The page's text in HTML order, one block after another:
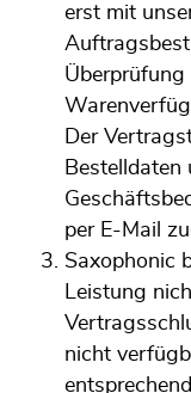
erst mit
Überprüfung
Der
Bestelldaten
per E-Mail
Saxophonic
Leistung
nicht